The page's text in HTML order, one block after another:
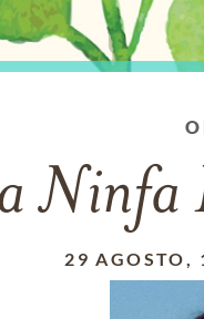
Ninfa
29 AGOSTO,